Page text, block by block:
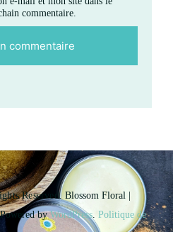
commentaire.
Reserved.Blossom Floral |
byWordPress. Politique de